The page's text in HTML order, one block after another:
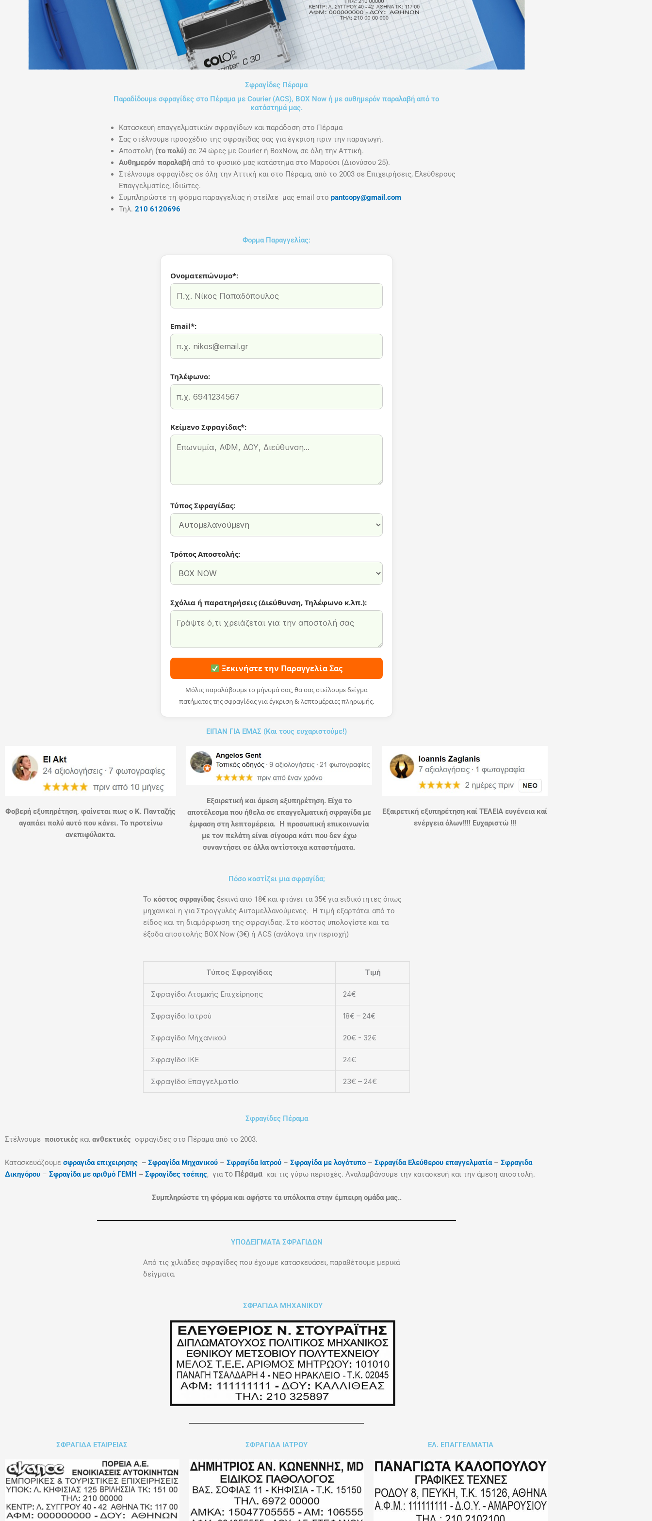
Σφραγίδες Πέραμα
Παραδίδουμε σφραγίδες στο Πέραμα με Courier (ACS), ΒΟΧ Now ή με αυθημερόν παραλαβή από το
κατάστημά μας.
Κατασκευή επαγγελματικών σφραγίδων και παράδοση στο Πέραμα
Σας στέλνουμε προσχέδιο της σφραγίδας σας για έγκριση πριν την παραγωγή.
Αποστολή (το πολύ)σε 24 ώρες με Courier ή BoxNow, σε όλη την Αττική.
Αυθημερόν παραλαβήαπό το φυσικό μας κατάστημα στο Μαρούσι (Διονύσου 25).
Στέλνουμε σφραγίδες σε όλη την Αττική και στο Πέραμα, από το 2003 σε Επιχειρήσεις, Ελεύθερους
Επαγγελματίες, Ιδιώτες.
Συμπληρώστε τη φόρμα παραγγελίας ή στείλτε μας email στο pantcopy@gmail.com
Τηλ. 210 6120696
Φορμα Παραγγελίας:
Ονοματεπώνυμο*:
Email*:
Τηλέφωνο:
Κείμενο Σφραγίδας*:
Τύπος Σφραγίδας:
Τρόπος Αποστολής:
Σχόλια ή παρατηρήσεις (Διεύθυνση, Τηλέφωνο κ.λπ.):
Ξεκινήστε την Παραγγελία Σας
Μόλις παραλάβουμε το μήνυμά σας, θα σας στείλουμε δείγμα
πατήματος της σφραγίδας για έγκριση & λεπτομέρειες πληρωμής.
ΕΙΠΑΝ ΓΙΑ ΕΜΑΣ (Και τους ευχαριστούμε!)
Φοβερή εξυπηρέτηση, φαίνεται πως ο Κ. Πανταζής
αγαπάει πολύ αυτό που κάνει. Το προτείνω
ανεπιφύλακτα.
Εξαιρετική και άμεση εξυπηρέτηση. Είχα το
αποτέλεσμα που ήθελα σε επαγγελματική σφραγίδα με
έμφαση στη λεπτομέρεια. Η προσωπική επικοινωνία
με τον πελάτη είναι σίγουρα κάτι που δεν έχω
συναντήσει σε άλλα αντίστοιχα καταστήματα.
Εξαιρετική εξυπηρέτηση καί ΤΕΛΕΙΑ ευγένεια καί
ενέργεια όλων!!!! Ευχαριστώ !!!
Πόσο κοστίζει μια σφραγίδα;
Το κόστος σφραγίδας ξεκινά από 18€ και φτάνει τα 35€ για ειδικότητες όπως
μηχανικοί η για Στρογγυλές Αυτομελλανούμενες. Η τιμή εξαρτάται από το
είδος και τη διαμόρφωση της σφραγίδας. Στο κόστος υπολογίστε και τα
έξοδα αποστολής ΒΟΧ Now (3€) ή ACS (ανάλογα την περιοχή)
Τύπος Σφραγίδας Τιμή
Σφραγίδα Ατομικής Επιχείρησης 24€
Σφραγίδα Ιατρού 18€ – 24€
Σφραγίδα Μηχανικού 20€ - 32€
Σφραγίδα ΙΚΕ 24€
Σφραγίδα Επαγγελματία 23€ – 24€
Σφραγίδες Πέραμα
Στέλνουμε ποιοτικές και ανθεκτικές σφραγίδες στο Πέραμα από το 2003.
Κατασκευάζουμε σφραγιδα επιχειρησης – Σφραγίδα Μηχανικού – Σφραγίδα Ιατρού – Σφραγίδα με λογότυπο – Σφραγίδα Ελεύθερου επαγγελματία – Σφραγιδα
Δικηγόρου – Σφραγίδα με αριθμό ΓΕΜΗ – Σφραγίδες τσέπης, γιατο Πέραμα και τις γύρω περιοχές. Αναλαμβάνουμε την κατασκευή και την άμεση αποστολή.
Συμπληρώστε τη φόρμα και αφήστε τα υπόλοιπα στην έμπειρη ομάδα μας..
ΥΠΟΔΕΙΓΜΑΤΑ ΣΦΡΑΓΙΔΩΝ
Από τις χιλιάδες σφραγίδες που έχουμε κατασκευάσει, παραθέτουμε μερικά
δείγματα.
ΣΦΡΑΓΙΔΑ ΜΗΧΑΝΙΚΟΥ
ΣΦΡΑΓΙΔΑ ΕΤΑΙΡΕΙΑΣ ΣΦΡΑΓΙΔΑ ΙΑΤΡΟΥ ΕΛ. ΕΠΑΓΓΕΛΜΑΤΙΑ